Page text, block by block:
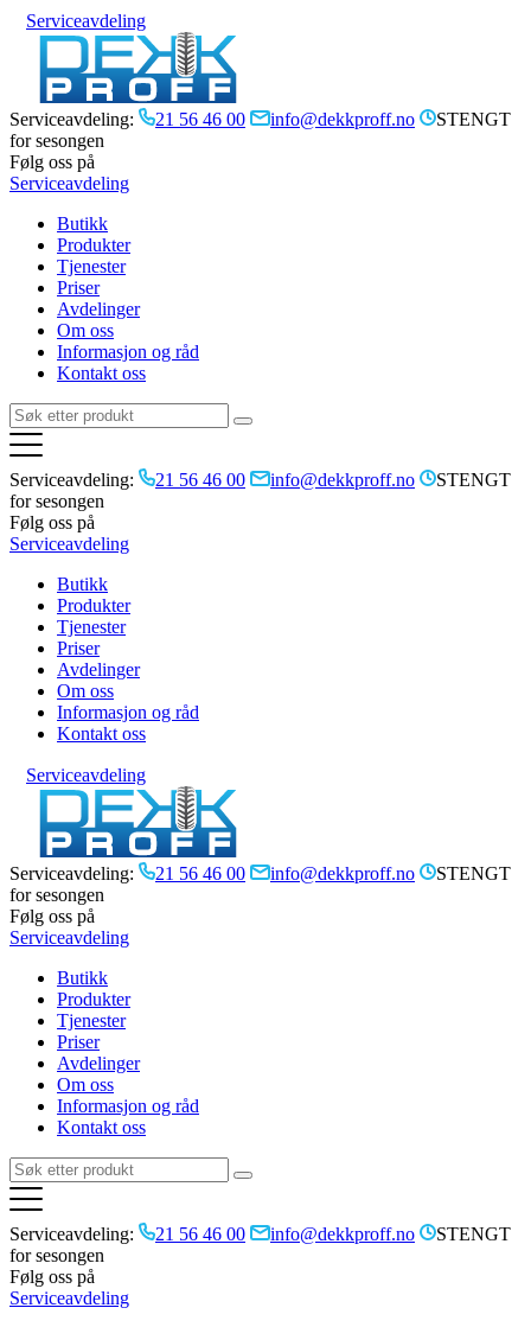
Serviceavdeling
Serviceavdeling: 21 56 46 00 info@dekkproff.no
STENGT
for sesongen
Følg oss på
Serviceavdeling
Butikk
Produkter
Tjenester
Priser
Avdelinger
Om oss
Informasjon og råd
Kontakt oss
Serviceavdeling: 21 56 46 00 info@dekkproff.no
STENGT
for sesongen
Følg oss på
Serviceavdeling
Butikk
Produkter
Tjenester
Priser
Avdelinger
Om oss
Informasjon og råd
Kontakt oss
Serviceavdeling
Serviceavdeling: 21 56 46 00 info@dekkproff.no
STENGT
for sesongen
Følg oss på
Serviceavdeling
Butikk
Produkter
Tjenester
Priser
Avdelinger
Om oss
Informasjon og råd
Kontakt oss
Serviceavdeling: 21 56 46 00 info@dekkproff.no
STENGT
for sesongen
Følg oss på
Serviceavdeling